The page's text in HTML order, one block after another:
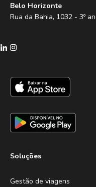
Belo Horizonte
Rua da Bahia, 1032 - 3º
Soluções
Gestão de viagens